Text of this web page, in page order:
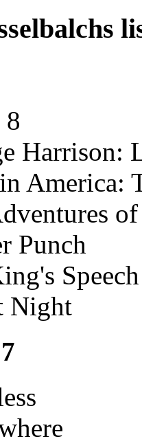
8
Harrison:
America:
Punch
Speech
Night